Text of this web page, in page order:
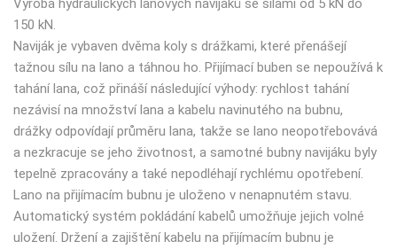
150 kN.
Naviják je vybaven dvěma koly s drážkami, které přenášejí
tažnou sílu na lano a táhnou ho. Přijímací buben se nepoužívá k
tahání lana, což přináší následující výhody: rychlost tahání
nezávisí na množství lana a kabelu navinutého na bubnu,
drážky odpovídají průměru lana, takže se lano neopotřebovává
a nezkracuje se jeho životnost, a samotné bubny navijáku byly
tepelně zpracovány a také nepodléhají rychlému opotřebení.
Lano na přijímacím bubnu je uloženo v nenapnutém stavu.
Automatický systém pokládání kabelů umožňuje jejich volné
uložení. Držení a zajištění kabelu na přijímacím bubnu je